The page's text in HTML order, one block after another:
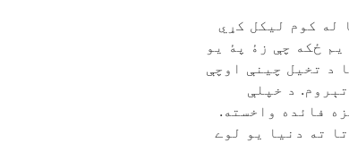
له کوم ليکل کړي
ځکه چې زۀ پۀ يو
د تخيل چينې اوچې
د خپلې
فائده واخسته.
ته دنيا يو لوے